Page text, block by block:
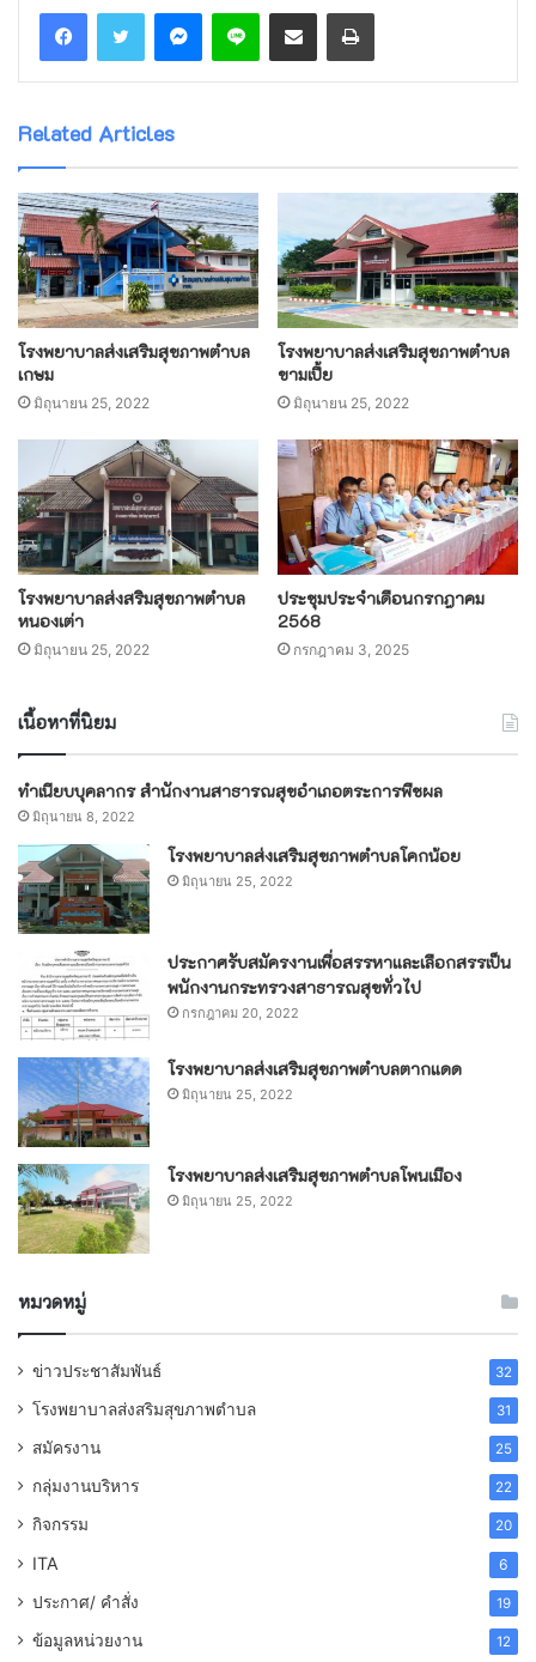
Messenger
Line Share via Email Print
Related Articles
โรงพยาบาลส่งเสริมสุขภาพตำบล
เกษม
มิถุนายน 25, 2022
โรงพยาบาลส่งเสริมสุขภาพตำบล
ขามเปี้ย
มิถุนายน 25, 2022
โรงพยาบาลส่งสริมสุขภาพตำบล
หนองเต่า
มิถุนายน 25, 2022
ประชุมประจำเดือนกรกฎาคม
2568
กรกฎาคม 3, 2025
เนื้อหาที่นิยม
ทำเนียบบุคลากร สำนักงานสาธารณสุขอำเภอตระการพืชผล
มิถุนายน 8, 2022
โรงพยาบาลส่งเสริมสุขภาพตำบลโคกน้อย
มิถุนายน 25, 2022
ประกาศรับสมัครงานเพื่อสรรหาและเลือกสรรเป็น
พนักงานกระทรวงสาธารณสุขทั่วไป
กรกฎาคม 20, 2022
โรงพยาบาลส่งเสริมสุขภาพตำบลตากแดด
มิถุนายน 25, 2022
โรงพยาบาลส่งเสริมสุขภาพตำบลโพนเมือง
มิถุนายน 25, 2022
หมวดหมู่
ข่าวประชาสัมพันธ์ 32
โรงพยาบาลส่งสริมสุขภาพตำบล 31
สมัครงาน 25
กลุ่มงานบริหาร 22
กิจกรรม 20
ITA 6
ประกาศ/ คำสั่ง 19
ข้อมูลหน่วยงาน 12